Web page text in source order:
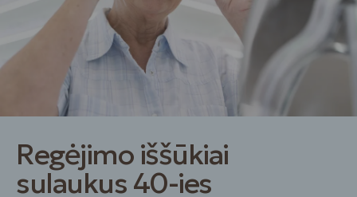
Regėjimo iššūkiai
sulaukus 40-ies